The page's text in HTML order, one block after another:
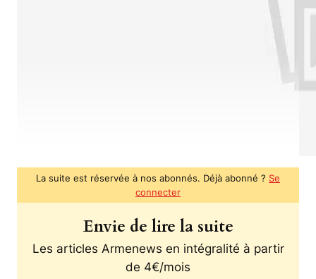
La suite est réservée à nos abonnés. Déjà abonné ? Se
connecter
Envie de lire la suite
Les articles Armenews en intégralité à partir
de 4€/mois